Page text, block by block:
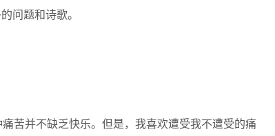
问题和诗歌。
苦并不缺乏快乐。但是，我喜欢遭受我不遭受的痛